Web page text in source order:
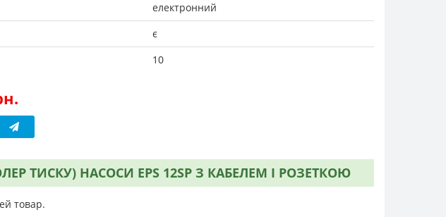
електронний
є
10
ТИСКУ) НАСОСИ EPS 12SP З КАБЕЛЕМ І РОЗЕТКОЮ
товар.